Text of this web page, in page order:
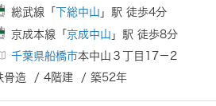
総武線「下総中山 」駅 徒歩4分
京成本線「京成中山 」駅 徒歩8分
千葉県船橋市本中山３丁目17－2
骨造 / 4階建 / 築52年